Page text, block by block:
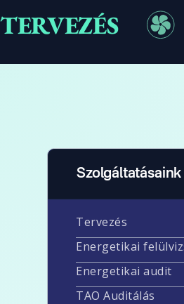
TERVEZÉS
Szolgáltatásaink
Tervezés
Energetikai
Energetikai audit
TAO Auditálás